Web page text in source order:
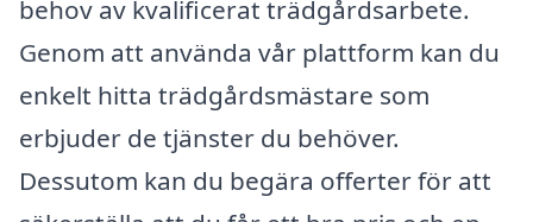
behov av kvalificerat trädgårdsarbete.
Genom att använda vår plattform kan du
enkelt hitta trädgårdsmästare som
erbjuder de tjänster du behöver.
Dessutom kan du begära offerter för att